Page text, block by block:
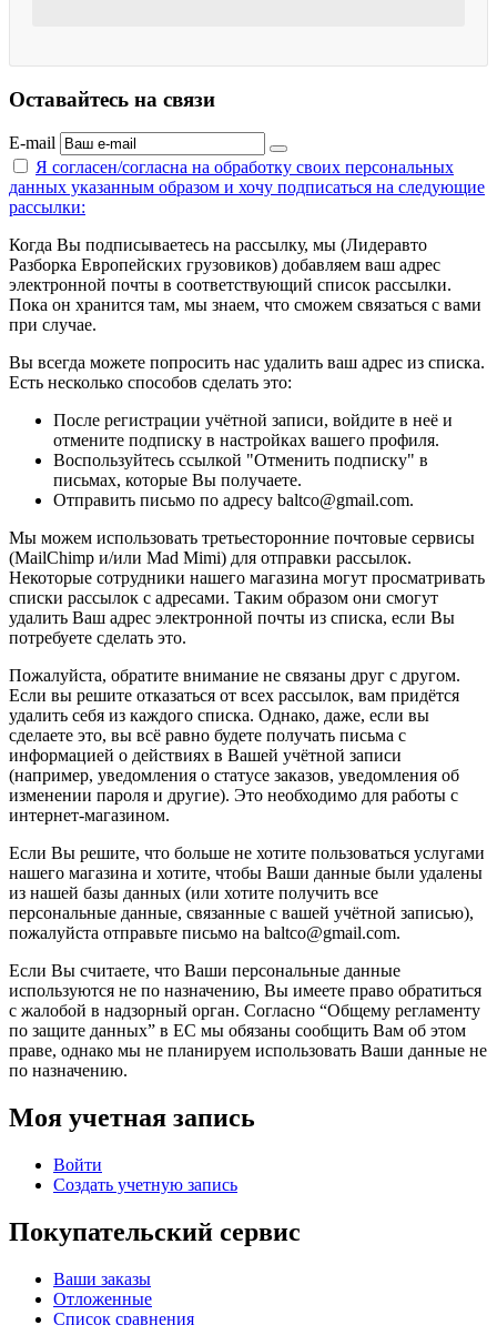
Оставайтесь на связи
E-mail
Я согласен/согласна на обработку своих персональных
данных указанным образом и хочу подписаться на следующие
рассылки:
Когда Вы подписываетесь на рассылку, мы (Лидеравто
Разборка Европейских грузовиков) добавляем ваш адрес
электронной почты в соответствующий список рассылки.
Пока он хранится там, мы знаем, что сможем связаться с вами
при случае.
Вы всегда можете попросить нас удалить ваш адрес из списка.
Есть несколько способов сделать это:
После регистрации учётной записи, войдите в неё и
отмените подписку в настройках вашего профиля.
Воспользуйтесь ссылкой "Отменить подписку" в
письмах, которые Вы получаете.
Отправить письмо по адресу baltco@gmail.com.
Мы можем использовать третьесторонние почтовые сервисы
(MailChimp и/или Mad Mimi) для отправки рассылок.
Некоторые сотрудники нашего магазина могут просматривать
списки рассылок с адресами. Таким образом они смогут
удалить Ваш адрес электронной почты из списка, если Вы
потребуете сделать это.
Пожалуйста, обратите внимание не связаны друг с другом.
Если вы решите отказаться от всех рассылок, вам придётся
удалить себя из каждого списка. Однако, даже, если вы
сделаете это, вы всё равно будете получать письма с
информацией о действиях в Вашей учётной записи
(например, уведомления о статусе заказов, уведомления об
изменении пароля и другие). Это необходимо для работы с
интернет-магазином.
Если Вы решите, что больше не хотите пользоваться услугами
нашего магазина и хотите, чтобы Ваши данные были удалены
из нашей базы данных (или хотите получить все
персональные данные, связанные с вашей учётной записью),
пожалуйста отправьте письмо на baltco@gmail.com.
Если Вы считаете, что Ваши персональные данные
используются не по назначению, Вы имеете право обратиться
с жалобой в надзорный орган. Согласно “Общему регламенту
по защите данных” в ЕС мы обязаны сообщить Вам об этом
праве, однако мы не планируем использовать Ваши данные не
по назначению.
Моя учетная запись
Войти
Создать учетную запись
Покупательский сервис
Ваши заказы
Отложенные
Список сравнения